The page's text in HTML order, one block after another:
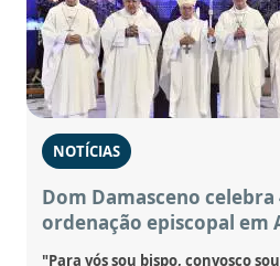
NOTÍCIAS
Dom Damasceno celebra
ordenação episcopal em
"Para vós sou bispo, convosco